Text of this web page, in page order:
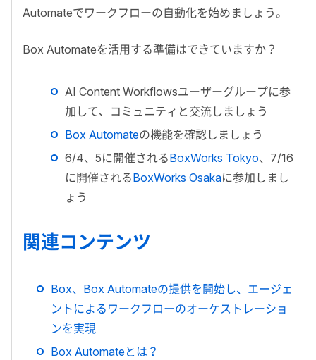
Automateでワークフローの自動化を始めましょう。
Box Automateを活用する準備はできていますか？
AI Content Workflowsユーザーグループに参
加して、コミュニティと交流しましょう
Box Automateの機能を確認しましょう
6/4、 5に開催されるBoxWorks Tokyo、 7/16
に開催されるBoxWorks Osakaに参加しまし
ょう
関連コンテンツ
Box、Box Automateの提供を開始し、エージェ
ントによるワークフローのオーケストレーショ
ンを実現
Box Automateとは？